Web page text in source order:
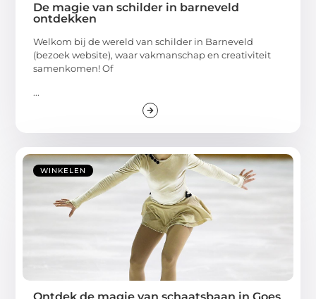
De magie van schilder in barneveld
ontdekken
Welkom bij de wereld van schilder in Barneveld
(bezoek website), waar vakmanschap en creativiteit
samenkomen! Of
...
WINKELEN